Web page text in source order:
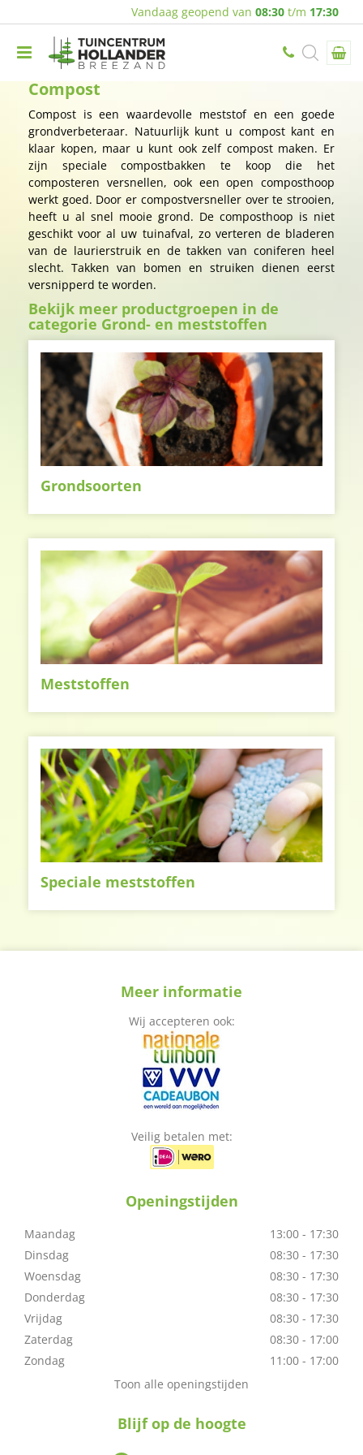
Vandaag geopend van 08:30 t/m 17:30
Compost
Compost is een waardevolle meststof en een goede
grondverbeteraar. Natuurlijk kunt u compost kant en
klaar kopen, maar u kunt ook zelf compost maken. Er
zijn speciale compostbakken te koop die het
composteren versnellen, ook een open composthoop
werkt goed. Door er compostversneller over te strooien,
heeft u al snel mooie grond. De composthoop is niet
geschikt voor al uw tuinafval, zo verteren de bladeren
van de laurierstruik en de takken van coniferen heel
slecht. Takken van bomen en struiken dienen eerst
versnipperd te worden.
Bekijk meer productgroepen in de
categorie Grond- en meststoffen
Grondsoorten
Meststoffen
Speciale meststoffen
Meer informatie
Wij accepteren ook:
Veilig betalen met:
Openingstijden
Maandag
13:00 - 17:30
Dinsdag
08:30 - 17:30
Woensdag
08:30 - 17:30
Donderdag
08:30 - 17:30
Vrijdag
08:30 - 17:30
Zaterdag
08:30 - 17:00
Zondag
11:00 - 17:00
Toon alle openingstijden
Blijf op de hoogte